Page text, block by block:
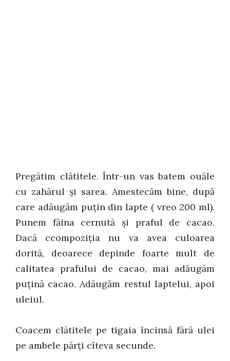
Pregătim clătitele. Într-un vas batem ouăle
cu zahărul și sarea. Amestecăm bine, după
care adăugăm puțin din lapte ( vreo 200 ml).
Punem făina cernută și praful de cacao.
Dacă ccompoziția nu va avea culoarea
dorită, deoarece depinde foarte mult de
calitatea prafului de cacao, mai adăugăm
puțină cacao. Adăugăm restul laptelui, apoi
uleiul.
Coacem clătitele pe tigaia încinsă fără ulei
pe ambele părți cîteva secunde.